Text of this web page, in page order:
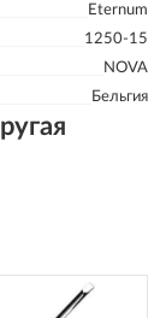
Eternum
1250-15
NOVA
Бельгия